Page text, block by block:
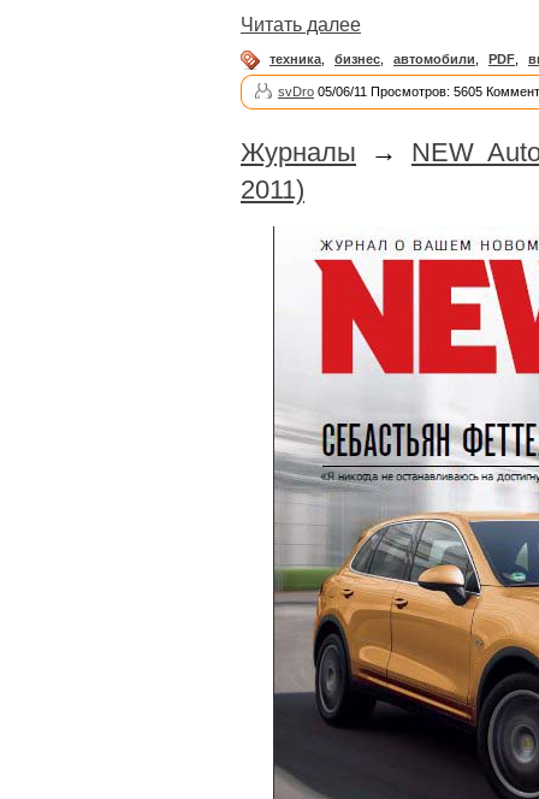
Читать далее
техника бизнес автомобили PDF
svDro 05/06/11 Просмотров: 5605
Журналы → NEW
2011)